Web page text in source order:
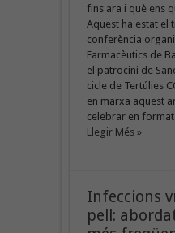
fins ara i què ens
Aquest ha estat el
conferència
Farmacèutics de
el patrocini de
cicle de Tertúlies
en marxa aquest
celebrar en
Llegir Més »
Infeccions
pell: